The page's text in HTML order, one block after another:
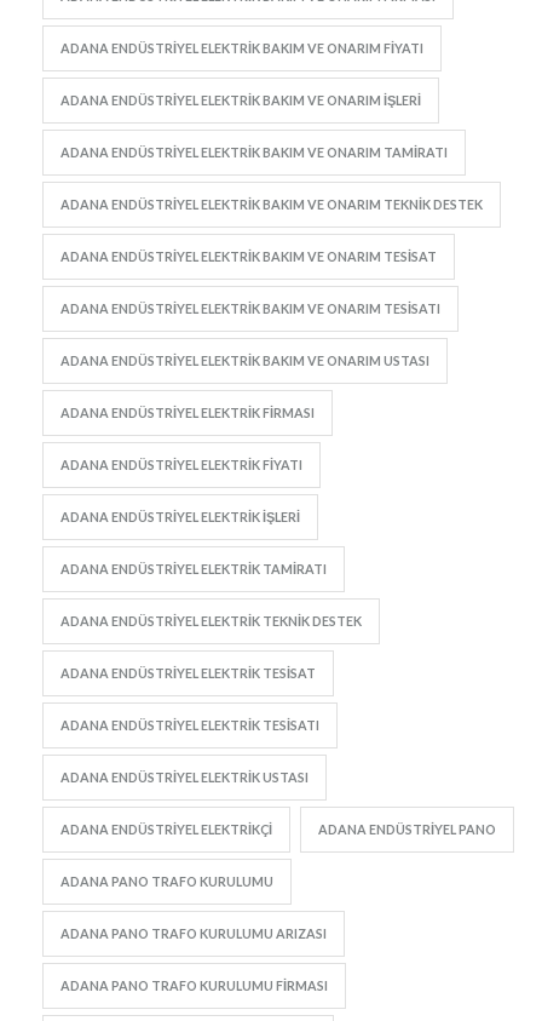
ADANA ENDÜSTRIYEL ELEKTRIK BAKIM VE ONARIM FIYATI
ADANA ENDÜSTRIYEL ELEKTRIK BAKIM VE ONARIM IŞLERI
ADANA ENDÜSTRIYEL ELEKTRIK BAKIM VE ONARIM TAMIRATI
ADANA ENDÜSTRIYEL ELEKTRIK BAKIM VE ONARIM TEKNIK DESTEK
ADANA ENDÜSTRIYEL ELEKTRIK BAKIM VE ONARIM TESISAT
ADANA ENDÜSTRIYEL ELEKTRIK BAKIM VE ONARIM TESISATI
ADANA ENDÜSTRIYEL ELEKTRIK BAKIM VE ONARIM USTASI
ADANA ENDÜSTRIYEL ELEKTRIK FIRMASI
ADANA ENDÜSTRIYEL ELEKTRIK FIYATI
ADANA ENDÜSTRIYEL ELEKTRIK IŞLERI
ADANA ENDÜSTRIYEL ELEKTRIK TAMIRATI
ADANA ENDÜSTRIYEL ELEKTRIK TEKNIK DESTEK
ADANA ENDÜSTRIYEL ELEKTRIK TESISAT
ADANA ENDÜSTRIYEL ELEKTRIK TESISATI
ADANA ENDÜSTRIYEL ELEKTRIK USTASI
ADANA ENDÜSTRIYEL ELEKTRIKÇI ADANA ENDÜSTRIYEL PANO
ADANA PANO TRAFO KURULUMU
ADANA PANO TRAFO KURULUMU ARIZASI
ADANA PANO TRAFO KURULUMU FIRMASI